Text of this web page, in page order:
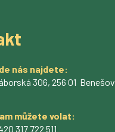
nás najdete:
306, 256 01 Benešov
můžete volat:
317 722 511